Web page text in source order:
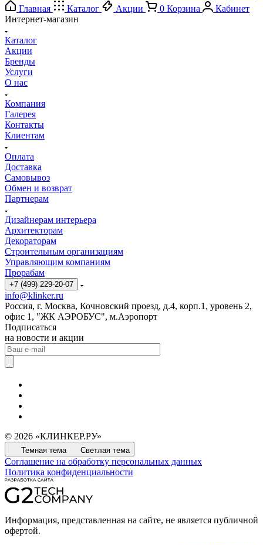
Главная
Каталог Акции 0 Корзина
Кабинет
Интернет-магазин
Каталог
Акции
Бренды
Услуги
О нас
Компания
Галерея
Контакты
Клиентам
Оплата
Доставка
Самовывоз
Обмен и возврат
Партнерам
Дизайнерам интерьера
Архитекторам
Декораторам
Строительным организациям
Управляющим компаниям
Прорабам
+7 (499) 229-20-07
info@klinker.ru
Россия, г. Москва, Кочновский проезд, д.4, корп.1, уровень 2,
офис 1, "ЖК АЭРОБУС", м.Аэропорт
Подписаться
на новости и акции
© 2026 «КЛИНКЕР.РУ»
Темная тема Светлая тема
Соглашение на обработку персональных данных
Политика конфиденциальности
Информация, представленная на сайте, не является публичной
офертой.